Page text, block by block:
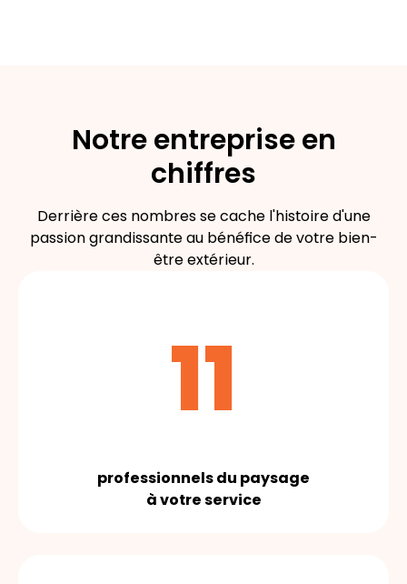
Notre entreprise en
chiffres
Derrière ces nombres se cache l'histoire d'une
passion grandissante au bénéfice de votre bien-
être extérieur.
professionnels du paysage
à votre service
11